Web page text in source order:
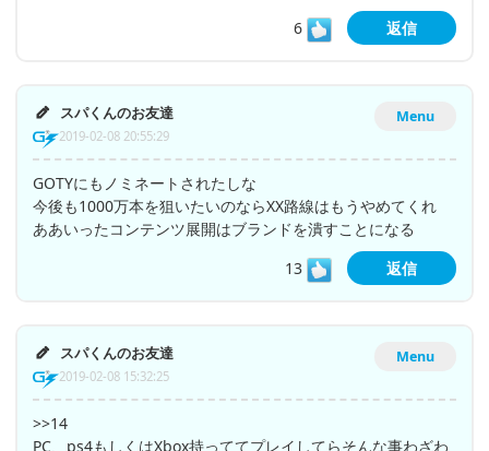
6
返信
Menu
スパくんのお友達
2019-02-08 20:55:29
GOTYにもノミネートされたしな
今後も1000万本を狙いたいのならXX路線はもうやめてくれ
ああいったコンテンツ展開はブランドを潰すことになる
13
返信
Menu
スパくんのお友達
2019-02-08 15:32:25
>>14
PC、ps4もしくはXbox持っててプレイしてらそんな事わざわ